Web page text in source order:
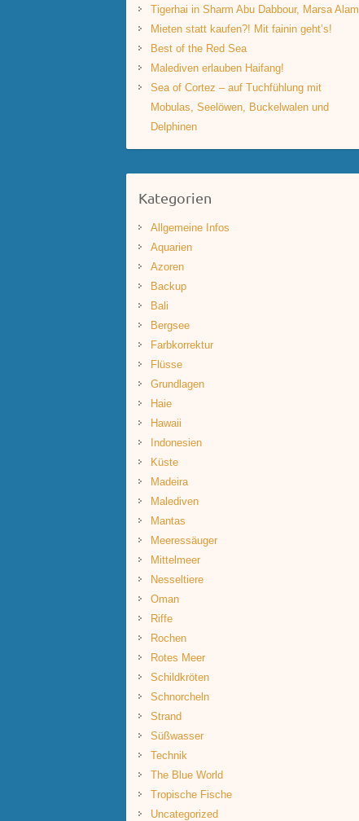
Tigerhai in Sharm Abu Dabbour, Marsa Alam
Mieten statt kaufen?! Mit fainin geht’s!
Best of the Red Sea
Malediven erlauben Haifang!
Sea of Cortez – auf Tuchfühlung mit
Mobulas, Seelöwen, Buckelwalen und
Delphinen
Kategorien
Allgemeine Infos
Aquarien
Azoren
Backup
Bali
Bergsee
Farbkorrektur
Flüsse
Grundlagen
Haie
Hawaii
Indonesien
Küste
Madeira
Malediven
Mantas
Meeressäuger
Mittelmeer
Nesseltiere
Oman
Riffe
Rochen
Rotes Meer
Schildkröten
Schnorcheln
Strand
Süßwasser
Technik
The Blue World
Tropische Fische
Uncategorized